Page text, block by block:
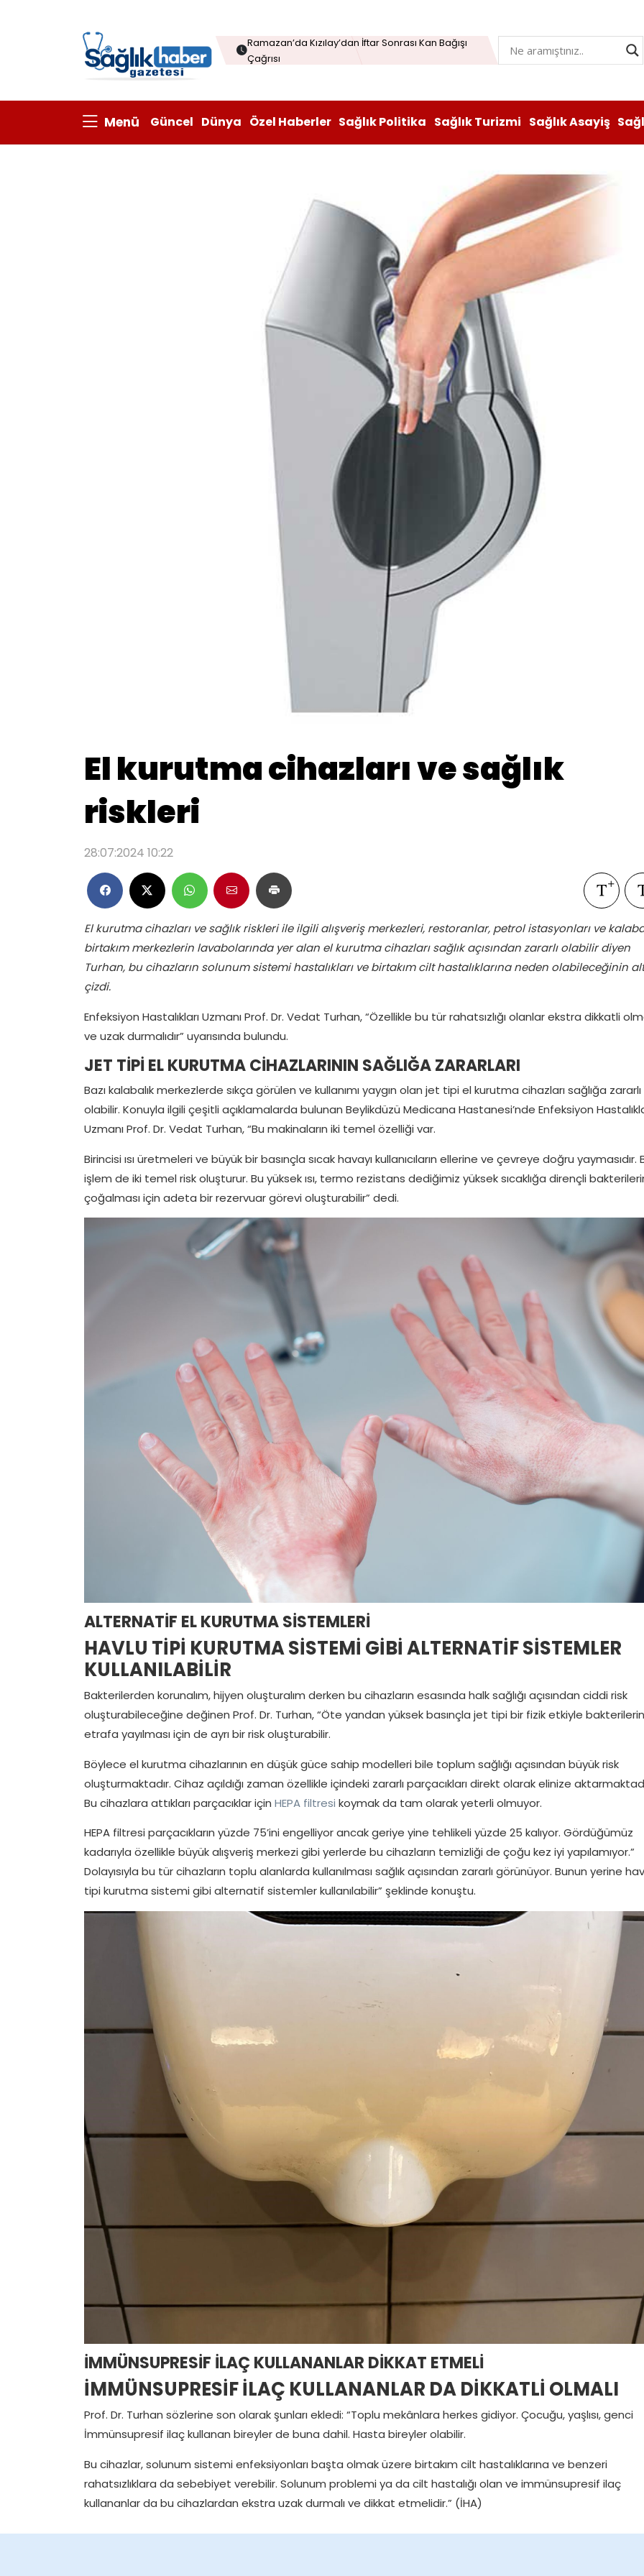
Ramazan’da Kızılay’dan İftar Sonrası Kan Bağışı
Çağrısı
Menü Güncel Dünya Özel Haberler Sağlık Politika Sağlık Turizmi Sağlık Asayiş
El kurutma cihazları ve sağlık
riskleri
28:07:2024 10:22
El kurutma cihazları ve sağlık riskleri ile ilgili alışveriş merkezleri, restoranlar, petrol istasyonları ve
birtakım merkezlerin lavabolarında yer alan el kurutma cihazları sağlık açısından zararlı olabilir diyen
Turhan, bu cihazların solunum sistemi hastalıkları ve birtakım cilt hastalıklarına neden olabileceğinin
çizdi.
Enfeksiyon Hastalıkları Uzmanı Prof. Dr. Vedat Turhan, “Özellikle bu tür rahatsızlığı olanlar ekstra dikkatli
ve uzak durmalıdır” uyarısında bulundu.
JET TİPİ EL KURUTMA CİHAZLARININ SAĞLIĞA ZARARLARI
Bazı kalabalık merkezlerde sıkça görülen ve kullanımı yaygın olan jet tipi el kurutma cihazları sağlığa zararlı
olabilir. Konuyla ilgili çeşitli açıklamalarda bulunan Beylikdüzü Medicana Hastanesi’nde Enfeksiyon
Uzmanı Prof. Dr. Vedat Turhan, “Bu makinaların iki temel özelliği var.
Birincisi ısı üretmeleri ve büyük bir basınçla sıcak havayı kullanıcıların ellerine ve çevreye doğru yaymasıdır.
işlem de iki temel risk oluşturur. Bu yüksek ısı, termo rezistans dediğimiz yüksek sıcaklığa dirençli
çoğalması için adeta bir rezervuar görevi oluşturabilir” dedi.
ALTERNATİF EL KURUTMA SİSTEMLERİ
HAVLU TİPİ KURUTMA SİSTEMİ GİBİ ALTERNATİF SİSTEMLER
KULLANILABİLİR
Bakterilerden korunalım, hijyen oluşturalım derken bu cihazların esasında halk sağlığı açısından ciddi risk
oluşturabileceğine değinen Prof. Dr. Turhan, “Öte yandan yüksek basınçla jet tipi bir fizik etkiyle bakterilerin
etrafa yayılması için de ayrı bir risk oluşturabilir.
Böylece el kurutma cihazlarının en düşük güce sahip modelleri bile toplum sağlığı açısından büyük risk
oluşturmaktadır. Cihaz açıldığı zaman özellikle içindeki zararlı parçacıkları direkt olarak elinize
Bu cihazlara attıkları parçacıklar için HEPA filtresi koymak da tam olarak yeterli olmuyor.
HEPA filtresi parçacıkların yüzde 75’ini engelliyor ancak geriye yine tehlikeli yüzde 25 kalıyor. Gördüğümüz
kadarıyla özellikle büyük alışveriş merkezi gibi yerlerde bu cihazların temizliği de çoğu kez iyi yapılamıyor.”
Dolayısıyla bu tür cihazların toplu alanlarda kullanılması sağlık açısından zararlı görünüyor. Bunun yerine
tipi kurutma sistemi gibi alternatif sistemler kullanılabilir” şeklinde konuştu.
İMMÜNSUPRESİF İLAÇ KULLANANLAR DİKKAT ETMELİ
İMMÜNSUPRESİF İLAÇ KULLANANLAR DA DİKKATLİ OLMALI
Prof. Dr. Turhan sözlerine son olarak şunları ekledi: “Toplu mekânlara herkes gidiyor. Çocuğu, yaşlısı, genci
İmmünsupresif ilaç kullanan bireyler de buna dahil. Hasta bireyler olabilir.
Bu cihazlar, solunum sistemi enfeksiyonları başta olmak üzere birtakım cilt hastalıklarına ve benzeri
rahatsızlıklara da sebebiyet verebilir. Solunum problemi ya da cilt hastalığı olan ve immünsupresif ilaç
kullananlar da bu cihazlardan ekstra uzak durmalı ve dikkat etmelidir.” (İHA)